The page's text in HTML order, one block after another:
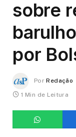
sobre
por
Por Redação
1 Min de Leitura